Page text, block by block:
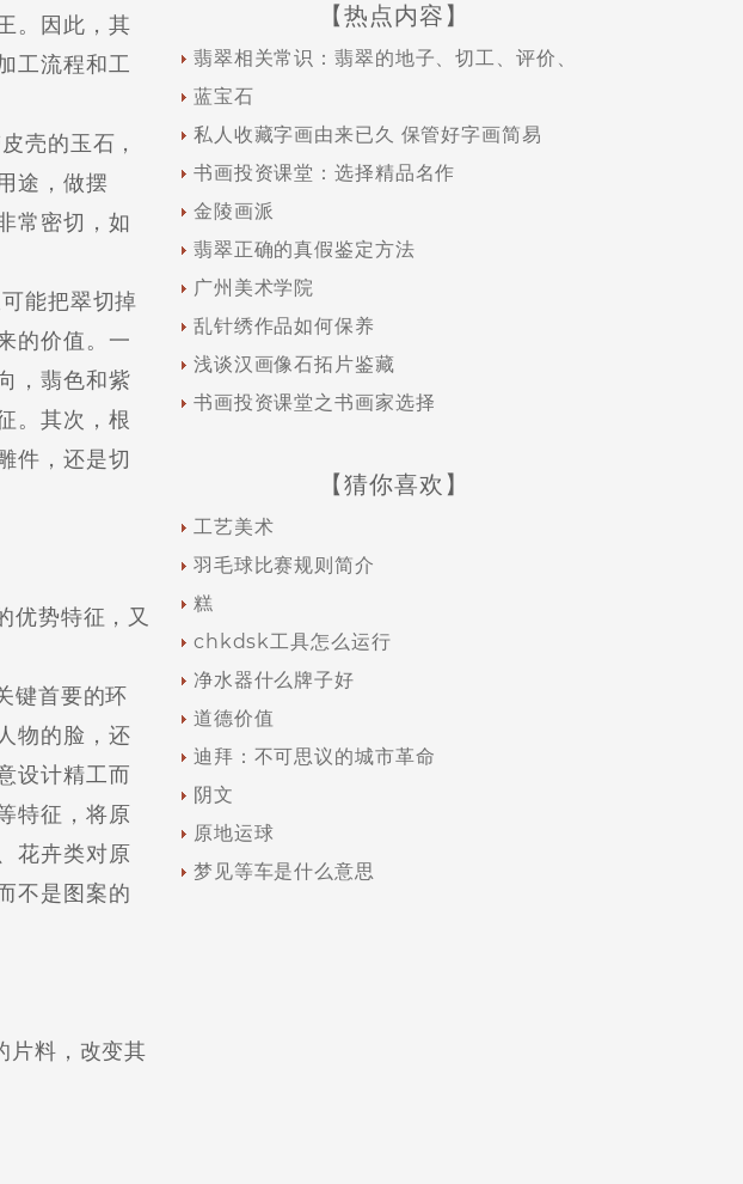
。因此，其
工流程和工
壳的玉石，
途，做摆
常密切，如
能把翠切掉
的价值。一
，翡色和紫
。其次，根
件，还是切
势特征，又
键首要的环
物的脸，还
设计精工而
特征，将原
花卉类对原
不是图案的
料，改变其
【热点内容】
翡翠相关常识：翡翠的地子、切工、评价、
蓝宝石
私人收藏字画由来已久 保管好字画简易
书画投资课堂：选择精品名作
金陵画派
翡翠正确的真假鉴定方法
广州美术学院
乱针绣作品如何保养
浅谈汉画像石拓片鉴藏
书画投资课堂之书画家选择
【猜你喜欢】
工艺美术
羽毛球比赛规则简介
糕
chkdsk工具怎么运行
净水器什么牌子好
道德价值
迪拜：不可思议的城市革命
阴文
原地运球
梦见等车是什么意思